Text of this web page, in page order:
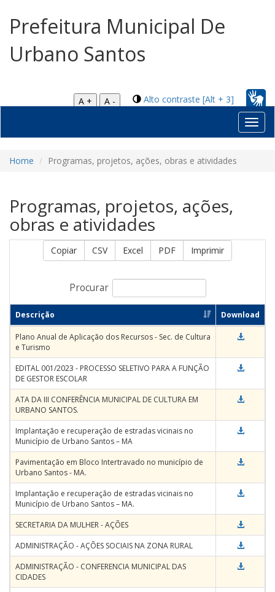
Prefeitura Municipal De
Urbano Santos
Alto contraste [Alt + 3]
A +
A -
Home Programas, projetos, ações, obras e atividades
Programas, projetos, ações,
obras e atividades
Copiar CSV Excel PDF Imprimir
Procurar
Descrição Download
Plano Anual de Aplicação dos Recursos - Sec. de Cultura
e Turismo
EDITAL 001/2023 - PROCESSO SELETIVO PARA A FUNÇÃO
DE GESTOR ESCOLAR
ATA DA III CONFERÊNCIA MUNICIPAL DE CULTURA EM
URBANO SANTOS.
Implantação e recuperação de estradas vicinais no
Município de Urbano Santos – MA
Pavimentação em Bloco Intertravado no município de
Urbano Santos - MA.
Implantação e recuperação de estradas vicinais no
Município de Urbano Santos – MA.
SECRETARIA DA MULHER - AÇÕES
ADMINISTRAÇÃO - AÇÕES SOCIAIS NA ZONA RURAL
ADMINISTRAÇÃO - CONFERENCIA MUNICIPAL DAS
CIDADES